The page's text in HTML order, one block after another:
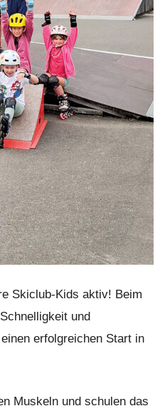
Skiclub-Kids aktiv! Beim
und
erfolgreichen Start in
Muskeln und schulen das